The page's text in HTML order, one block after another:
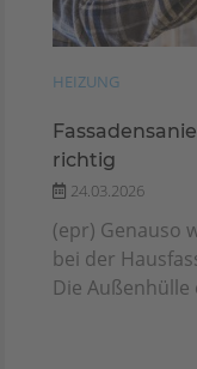
HEIZUNG
richtig
24.03.2026
(epr) Genauso
bei der
Die Außenhülle